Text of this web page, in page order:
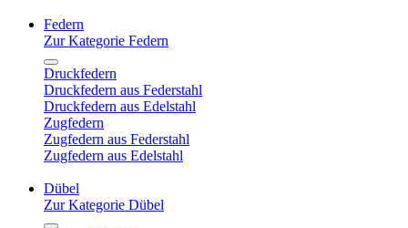
Federn
Zur Kategorie Federn
Druckfedern
Druckfedern aus Federstahl
Druckfedern aus Edelstahl
Zugfedern
Zugfedern aus Federstahl
Zugfedern aus Edelstahl
Dübel
Zur Kategorie Dübel